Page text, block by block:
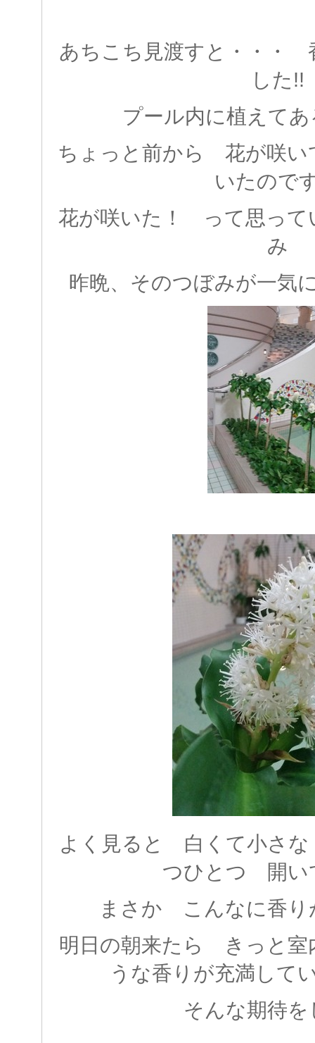
あちこち見渡すと・・・
した!!
プール内に植えて
ちょっと前から 花が咲い
いたので
花が咲いた！ って思っ
み
昨晩、そのつぼみが一気
よく見ると 白くて小さ
つひとつ 開い
まさか こんなに香
明日の朝来たら きっと
うな香りが充満して
そんな期待を